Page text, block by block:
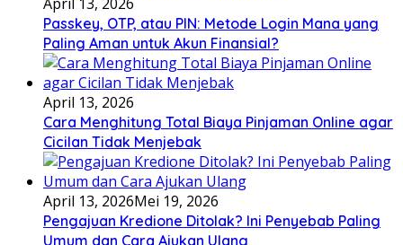
Passkey, OTP, atau PIN: Metode Login Mana yang
Paling Aman untuk Akun Finansial?
April 13, 2026
Cara Menghitung Total Biaya Pinjaman Online agar
Cicilan Tidak Menjebak
April 13, 2026Mei 19, 2026
Pengajuan Kredione Ditolak? Ini Penyebab Paling
Umum dan Cara Ajukan Ulang